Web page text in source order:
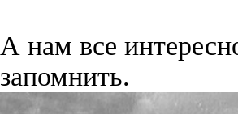
А нам все
запомнить.